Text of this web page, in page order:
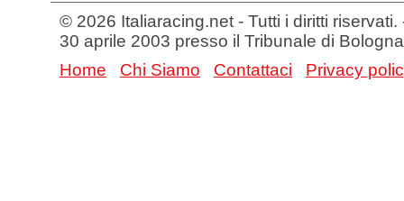
© 2026 Italiaracing.net - Tutti i diritti
30 aprile 2003 presso il Tribunale di Bologna
Home
Chi Siamo Contattaci Privacy